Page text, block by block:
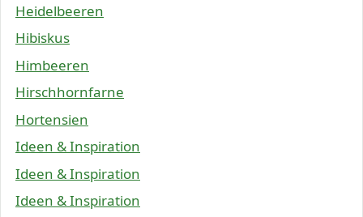
Heidelbeeren
Hibiskus
Himbeeren
Hirschhornfarne
Hortensien
Ideen & Inspiration
Ideen & Inspiration
Ideen & Inspiration